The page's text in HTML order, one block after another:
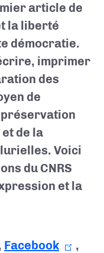
article de
la liberté
démocratie.
imprimer
des
de
de la
Voici
du CNRS
et la
Facebook
,